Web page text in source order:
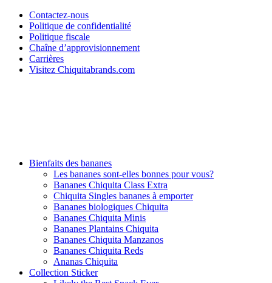
Contactez-nous
Politique de confidentialité
Politique fiscale
Chaîne d’approvisionnement
Carrières
Visitez Chiquitabrands.com
Bienfaits des bananes
Les bananes sont-elles bonnes pour vous?
Bananes Chiquita Class Extra
Chiquita Singles bananes à emporter
Bananes biologiques Chiquita
Bananes Chiquita Minis
Bananes Plantains Chiquita
Bananes Chiquita Manzanos
Bananes Chiquita Reds
Ananas Chiquita
Collection Sticker